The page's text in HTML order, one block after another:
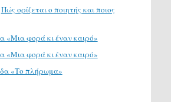
Πώς ορίζεται ο ποιητής και ποιος
«Μια φορά κι έναν καιρό»
«Μια φορά κι έναν καιρό»
«Το πλήρωμα»